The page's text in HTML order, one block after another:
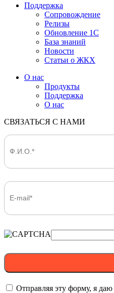
Поддержка
Сопровождение
Релизы
Обновление 1С
База знаний
Новости
Статьи о ЖКХ
О нас
Продукты
Поддержка
О нас
СВЯЗАТЬСЯ С НАМИ
Отправляя эту форму, я даю